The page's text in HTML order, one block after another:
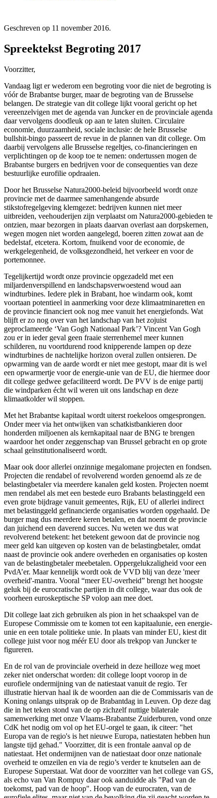
Geschreven op 11 november 2016.
Spreektekst Begroting 2017
Voorzitter,
Vandaag ligt er wederom een begroting voor die niet de begroting is
vóór de Brabantse burger, maar de begroting van de Brusselse
belangen. De strategie van dit college lijkt vooral gericht op het
vereenzelvigen met de agenda van Juncker en de provinciale agenda
daar vervolgens doodleuk op aan te laten sluiten. Circulaire
economie, duurzaamheid, sociale inclusie: de hele Brusselse
bullshit-bingo passeert de revue in de plannen van dit college. Om
daarbij vervolgens alle Brusselse regeltjes, co-financieringen en
verplichtingen op de koop toe te nemen: ondertussen mogen de
Brabantse burgers en bedrijven voor de consequenties van deze
bestuurlijke eurofilie opdraaien.
Door het Brusselse Natura2000-beleid bijvoorbeeld wordt onze
provincie met de daarmee samenhangende absurde
stikstofregelgeving klemgezet: bedrijven kunnen niet meer
uitbreiden, veehouderijen zijn verplaatst om Natura2000-gebieden te
ontzien, maar bezorgen in plaats daarvan overlast aan dorpskernen,
wegen mogen niet worden aangelegd, boeren zitten zowat aan de
bedelstaf, etcetera. Kortom, fnuikend voor de economie, de
werkgelegenheid, de volksgezondheid, het verkeer en voor de
portemonnee.
Tegelijkertijd wordt onze provincie opgezadeld met een
miljardenverspillend en landschapsverwoestend woud aan
windturbines. Iedere plek in Brabant, hoe windarm ook, komt
voortaan potentieel in aanmerking voor deze klimaatminaretten en
de provincie financiert ook nog mee vanuit het energiefonds. Wat
blijft er zo nog over van het landschap van het zojuist
geproclameerde ‘Van Gogh Nationaal Park’? Vincent Van Gogh
zou er in ieder geval geen fraaie sterrenhemel meer kunnen
schilderen, nu voortdurend rood knipperende lampen op deze
windturbines de nachtelijke horizon overal zullen ontsieren. De
opwarming van de aarde wordt er niet mee gestopt, maar dit is wel
een opwarmertje voor de energie-unie van de EU, die hiermee door
dit college gedwee gefaciliteerd wordt. De PVV is de enige partij
die windparken écht wil weren uit ons landschap en deze
klimaatkolder wil stoppen.
Met het Brabantse kapitaal wordt uiterst roekeloos omgesprongen.
Onder meer via het ontwijken van schatkistbankieren door
honderden miljoenen als kernkapitaal naar de BNG te brengen
waardoor het onder zeggenschap van Brussel gebracht en op grote
schaal geïnstitutionaliseerd wordt.
Maar ook door allerlei onzinnige megalomane projecten en fondsen.
Projecten die rendabel of revolverend worden genoemd als ze de
belastingbetaler via meerdere kanalen geld kosten. Projecten noemt
men rendabel als met een bestede euro Brabants belastinggeld een
even grote bijdrage vanuit gemeentes, Rijk, EU of allerlei indirect
met belastinggeld gefinancierde organisaties worden opgehaald. De
burger mag dus meerdere keren betalen, en dat noemt de provincie
dan juichend een daverend succes. Nu weten we dus wat
revolverend betekent: het betekent gewoon dat de provincie nog
meer geld kan uitgeven op kosten van de belastingbetaler, omdat
naast de provincie ook andere overheden en organisaties op kosten
van de belastingbetaler meebetalen. Oppergelukzaligheid voor een
PvdA’er. Maar kennelijk wordt ook de VVD blij van deze 'meer
overheid'-mantra. Vooral “meer EU-overheid” brengt het hoogste
geluk bij de eurocratische partijen in dit college, waar dus ook de
voorheen euroskeptische SP volop aan mee doet.
Dit college laat zich gebruiken als pion in het schaakspel van de
Europese Commissie om te komen tot een kapitaalunie, een energie-
unie en een totale politieke unie. In plaats van minder EU, kiest dit
college juist voor nog méér EU door als trekpop van Juncker te
figureren.
En de rol van de provinciale overheid in deze heilloze weg moet
zeker niet onderschat worden: dit college loopt voorop in de
eurofiele ondermijning van de natiestaat vanuit de regio. Ter
illustratie hiervan haal ik de woorden aan die de Commissaris van de
Koning onlangs uitsprak op de Brabantdag in Leuven. Op deze dag
die in het teken stond van de op zichzelf nuttige bilaterale
samenwerking met onze Vlaams-Brabantse Zuiderburen, vond onze
CdK het nodig om vol op het EU-orgel te gaan, ik citeer: "het
Europa van de regio's is het nieuwe Europa, natiestaten hebben hun
langste tijd gehad." Voorzitter, dit is een frontale aanval op de
natiestaat. Het ondermijnen van de natiestaat door onze nationale
overheid te omzeilen en via de regio’s verder te knutselen aan de
Europese Superstaat. Wat door de voorzitter van het college van GS,
als echo van Van Rompuy daar ook aanduidde als "Pad van de
toekomst, pad van de hoop". Hoop van de eurocraten, van de